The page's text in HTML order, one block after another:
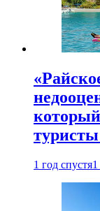
1 год спустя